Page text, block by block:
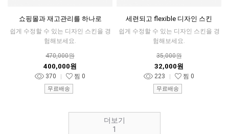
쇼핑몰과 재고관리를 하나로
쉽게 수정할 수 있는 디자인 스킨을 경
험해보세요.
470,000원
400,000원
370 찜 0
무료배송
세련되고 flexible 디자인 스킨
쉽게 수정할 수 있는 디자인 스킨을 경
험해보세요.
35,000원
32,000원
223 찜 0
무료배송
더보기
1